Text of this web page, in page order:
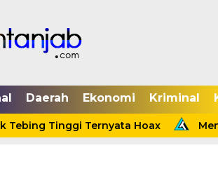
Daerah Ekonomi Kriminal
Tinggi Ternyata Hoax